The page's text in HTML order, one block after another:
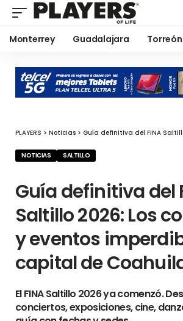
Monterrey Guadalajara Torreón
PLAYERS > Noticias > Guía definitiva del FINA Saltillo 2026: Los conciertos y
NOTICIAS SALTILLO
Guía definitiva del
Saltillo 2026: Los
y eventos
capital de
El FINA Saltillo 2026 ya comenzó.
conciertos, exposiciones, cine,